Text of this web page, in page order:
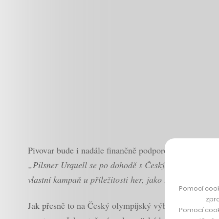
Pivovar bude i nadále finančně podporovat český
„Pilsner Urquell se po dohodě s Českým
vlastní kampaň u příležitosti her, jako tomu bylo v
Jak přesně to na Český olympijský výbor (ČOV)
Pomocí
Pomocí